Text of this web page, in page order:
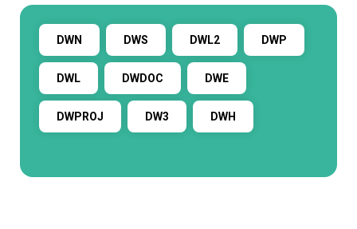
DWN DWS DWL2 DWP
DWL DWDOC DWE
DWPROJ DW3 DWH